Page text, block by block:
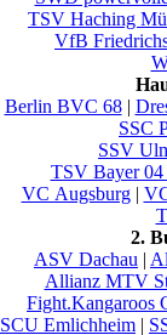
TSV Haching
VfB
Berlin BVC 68|
SSC
SSV
TSV Bayer 04
VC Augsburg|
2.
ASV Dachau |
Allianz MTV
Fight.Kangaroos
SCU Emlichheim |